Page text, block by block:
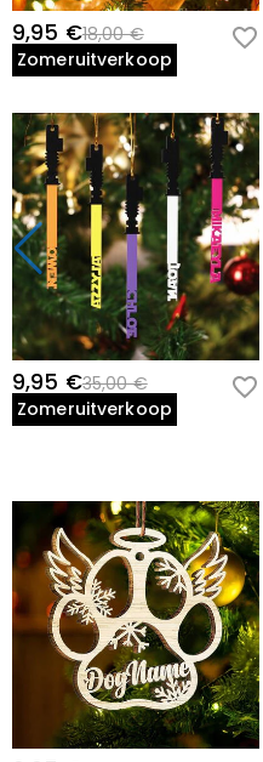
9,95 €18,00 €
Zomeruitverkoop
9,95 €35,00 €
Zomeruitverkoop